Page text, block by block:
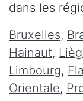
dans les
Bruxelles,
Hainaut,
Limbourg,
Orientale,